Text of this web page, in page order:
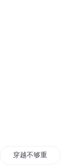
穿越不够重生来凑